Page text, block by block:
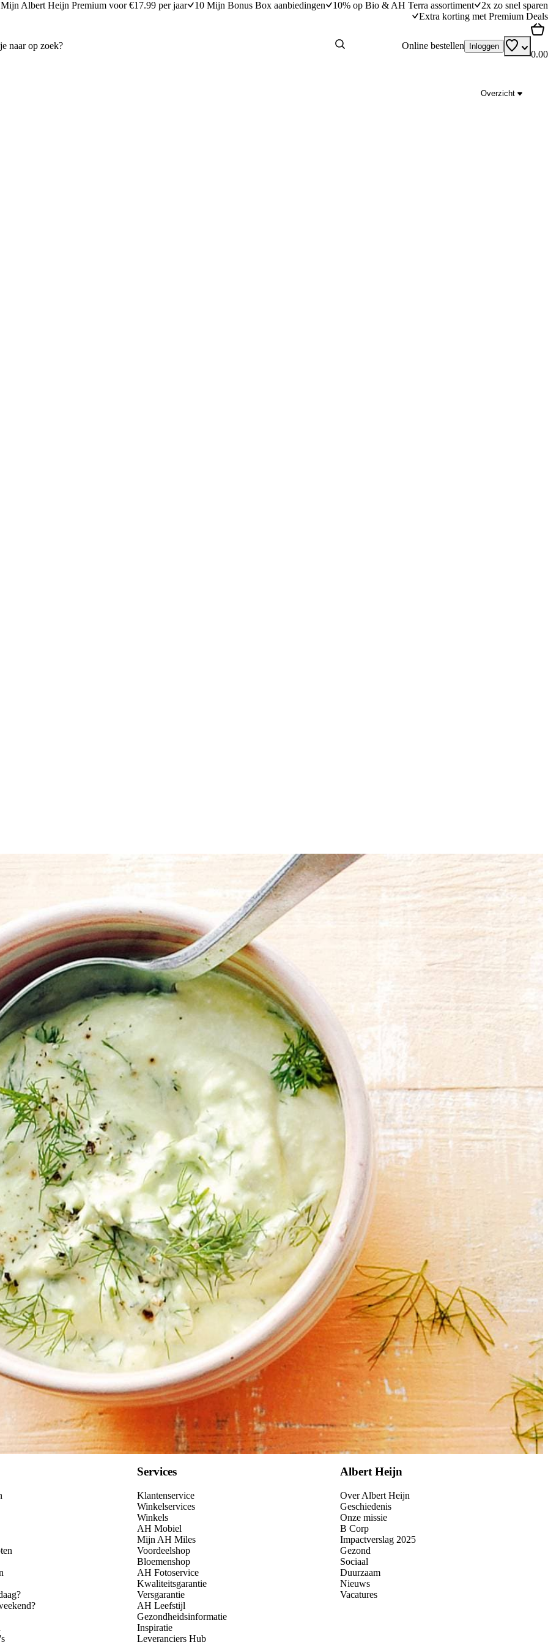
Mijn Albert Heijn Premium voor €17.99 per jaar 10 Mijn Bonus Box aanbiedingen 10% op Bio & AH Terra assortiment
2x zo snel sparen
Extra korting met Premium Deals
Online bestellen Inloggen
0.00
Overzicht
4
het vruchtvlees in stukjes. Doe in een hoge beker, pers de knoflook erboven en pureer met de staafmixer. Breng op smaak met peper
de Griekse yoghurt en olijfolie erdoor.
Wat vond je van dit recept?
Services
Klantenservice
Winkelservices
Winkels
AH Mobiel
Mijn AH Miles
Voordeelshop
Bloemenshop
AH Fotoservice
Kwaliteitsgarantie
Versgarantie
AH Leefstijl
Gezondheidsinformatie
Inspiratie
Leveranciers Hub
Albert Heijn
Over Albert Heijn
Geschiedenis
Onze missie
B Corp
Impactverslag 2025
Gezond
Sociaal
Duurzaam
Nieuws
Vacatures